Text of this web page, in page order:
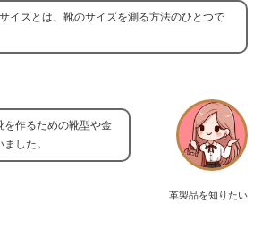
イズとは、靴のサイズを測る方法のひとつで
革製品を知りたい
を作るための靴型や金
した。